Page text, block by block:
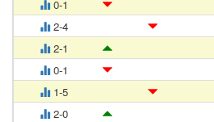
0-1
2-4
2-1
0-1
1-5
2-0